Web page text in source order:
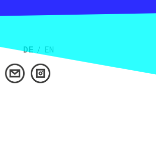
DE / EN